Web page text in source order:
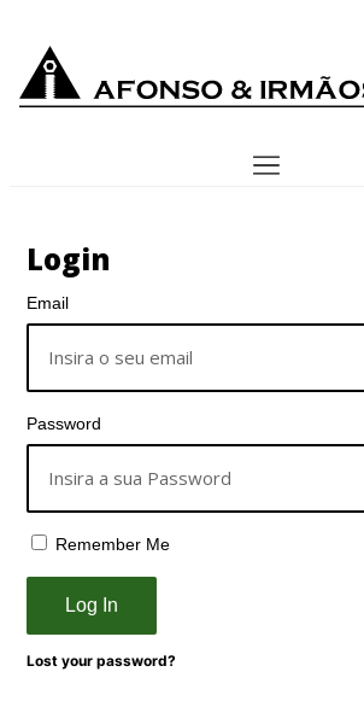
Login
Email
Password
Remember Me
Log In
Lost your password?